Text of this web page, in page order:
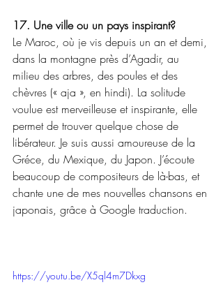
17. Une ville ou un pays inspirant?
Le Maroc, où je vis depuis un an et demi,
dans la montagne près d’Agadir, au
milieu des arbres, des poules et des
chèvres (« aja », en hindi). La solitude
voulue est merveilleuse et inspirante, elle
permet de trouver quelque chose de
libérateur. Je suis aussi amoureuse de la
Gréce, du Mexique, du Japon. J’écoute
beaucoup de compositeurs de là-bas, et
chante une de mes nouvelles chansons en
japonais, grâce à Google traduction.
https://youtu.be/X5ql4m7Dkxg